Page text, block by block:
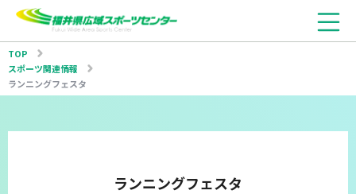
TOP
スポーツ関連情報
ランニングフェスタ
ランニングフェスタ